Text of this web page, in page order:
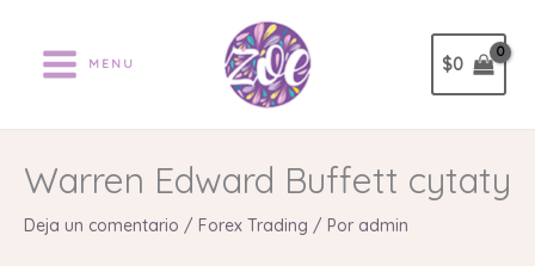
contenido
MENU $0
Warren Edward Buffett cytaty
Deja un comentario / Forex Trading / Por admin